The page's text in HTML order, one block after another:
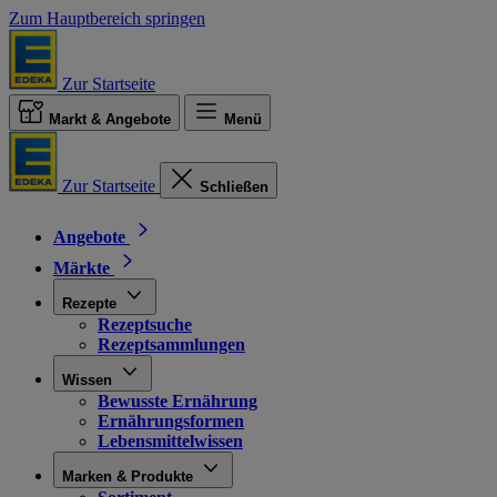
Zum Hauptbereich springen
Zur Startseite
Markt & Angebote Menü
Zur Startseite Schließen
Angebote
Märkte
Rezepte
Rezeptsuche
Rezeptsammlungen
Wissen
Bewusste Ernährung
Ernährungsformen
Lebensmittelwissen
Marken & Produkte